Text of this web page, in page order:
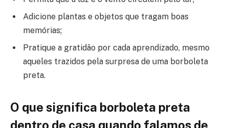
Adicione plantas e objetos que tragam boas
memórias;
Pratique a gratidão por cada aprendizado, mesmo
aqueles trazidos pela surpresa de uma borboleta
preta.
O que significa borboleta preta
dentro de casa quando falamos de